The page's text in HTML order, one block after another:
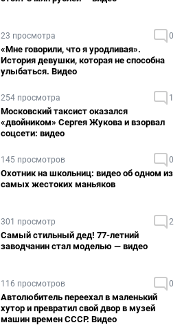
23 просмотра 0
«Мне говорили, что я уродливая».
История девушки, которая не способна
улыбаться. Видео
254 просмотра 1
Московский таксист оказался
«двойником» Сергея Жукова и взорвал
соцсети: видео
145 просмотров 0
Охотник на школьниц: видео об одном из
самых жестоких маньяков
301 просмотр 2
Самый стильный дед! 77-летний
заводчанин стал моделью — видео
116 просмотров 0
Автолюбитель переехал в маленький
хутор и превратил свой двор в музей
машин времен СССР. Видео